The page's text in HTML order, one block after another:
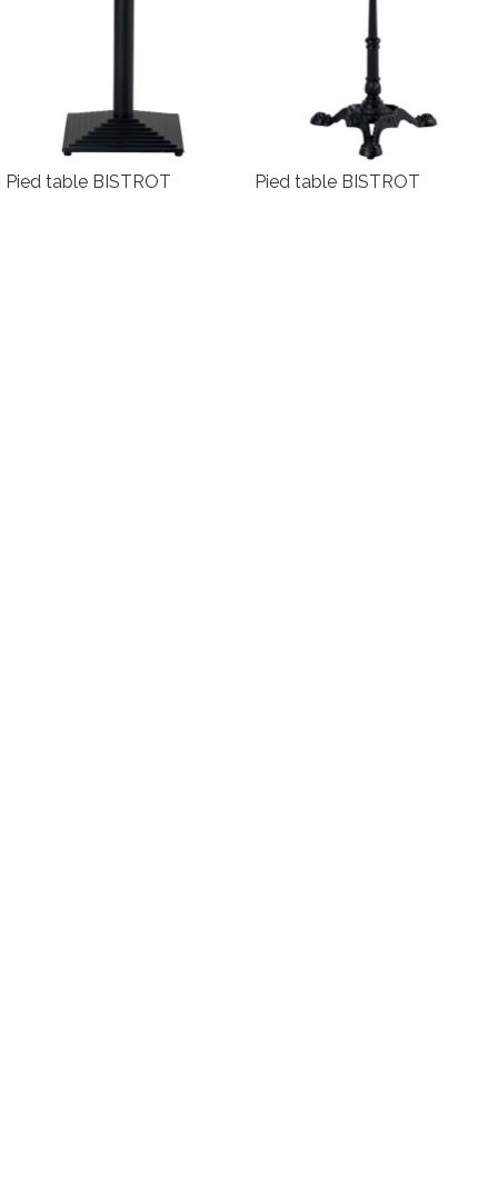
Pied table BISTROT Pied table BISTROT